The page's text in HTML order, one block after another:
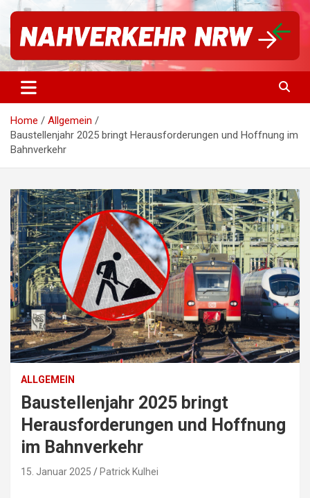
Nahverkehr NRW
Für einen starken Nahverkehr in NRW | #vorwärtsNRW
Home
Allgemein
Baustellenjahr 2025 bringt Herausforderungen und Hoffnung im
Bahnverkehr
ALLGEMEIN
Baustellenjahr 2025 bringt
Herausforderungen und Hoffnung
im Bahnverkehr
15. Januar 2025 Patrick Kulhei